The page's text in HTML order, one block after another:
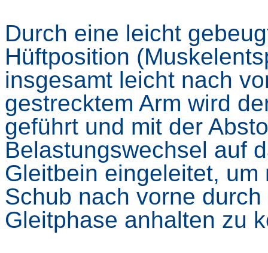
Durch eine leicht
Hüftposition
insgesamt leicht nach
gestrecktem Arm wird
geführt und mit der
Belastungswechsel auf
Gleitbein eingeleitet,
Schub nach vorne
Gleitphase anhalten zu